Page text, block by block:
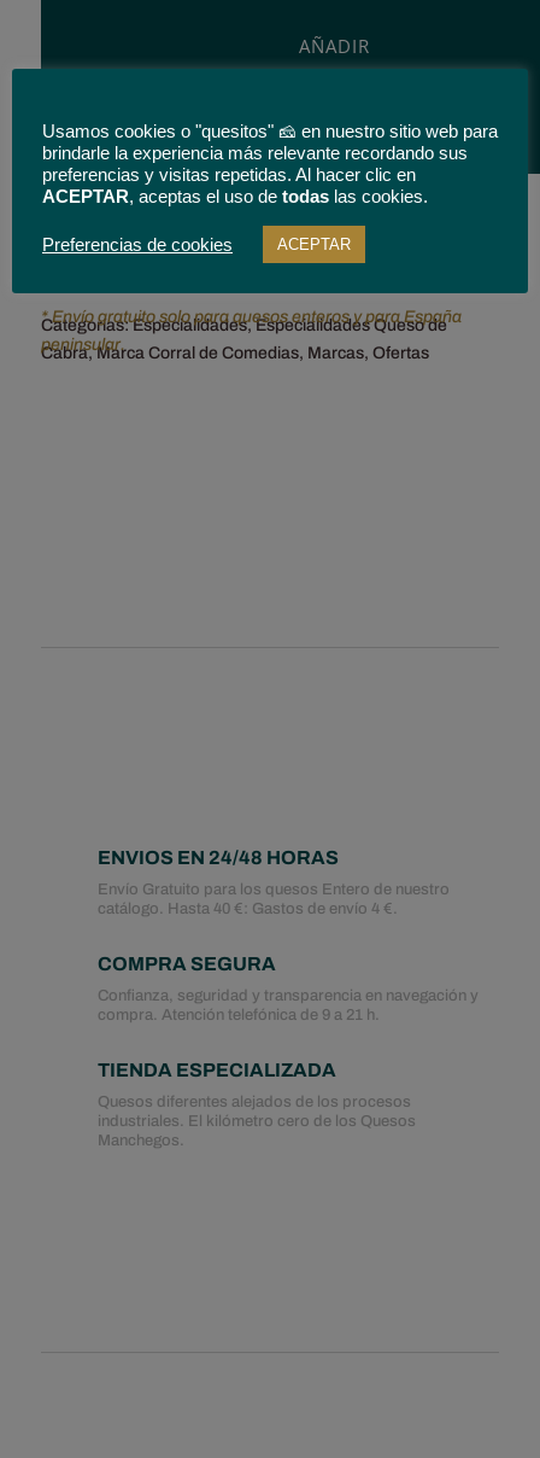
Comedias.
cantidad
AÑADIR
AL
Categorías:Especialidades,Especialidades Queso de
Cabra,Marca Corral de Comedias, Marcas, Ofertas
* Envío gratuito solo para quesos enteros y para España
peninsular.
ENVIOS EN 24/48 HORAS
Envío Gratuito para los quesos Entero de nuestro
catálogo. Hasta 40 €: Gastos de envío 4 €.
COMPRA SEGURA
Confianza, seguridad y transparencia en navegación y
compra. Atención telefónica de 9 a 21 h.
TIENDA ESPECIALIZADA
Quesos diferentes alejados de los procesos
industriales. El kilómetro cero de los Quesos
Manchegos.
Usamos cookies o "quesitos" 🧀 en nuestro sitio web para
brindarle la experiencia más relevante recordando sus
preferencias y visitas repetidas. Al hacer clic en
ACEPTAR, aceptas el uso de todas las cookies.
Preferencias de cookies ACEPTAR